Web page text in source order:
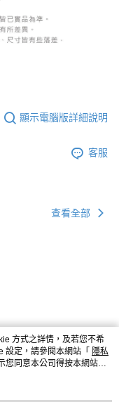
顯示電腦版詳細說明
客服
查看全部
方式之詳情，及若您不希
設定，請參閱本網站「 隱私
您同意本公司得按本網站使